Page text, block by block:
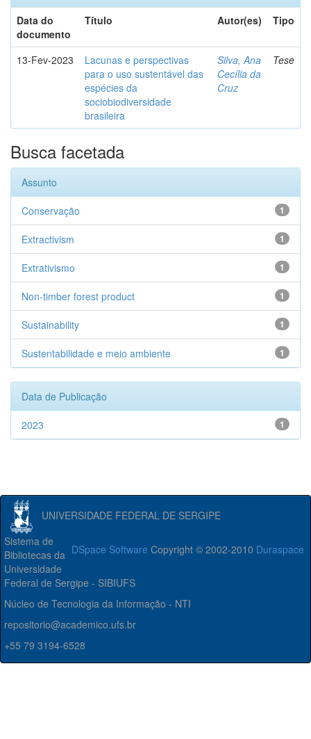
Data do
documento
Título Autor(es) Tipo
13-Fev-2023
Lacunas e perspectivas
para o uso sustentável das
espécies da
sociobiodiversidade
brasileira
Silva, Ana
Cecília da
Cruz
Tese
Busca facetada
Assunto
1
Conservação
1
Extractivism
1
Extrativismo
1
Non-timber forest product
1
Sustainability
1
Sustentabilidade e meio ambiente
Data de Publicação
1
2023
UNIVERSIDADE FEDERAL DE SERGIPE
DSpace Software Copyright © 2002-2010 Duraspace
Sistema de
Bibliotecas da
Universidade
Federal de Sergipe - SIBIUFS
Núcleo de Tecnologia da Informação - NTI
repositorio@academico.ufs.br
+55 79 3194-6528